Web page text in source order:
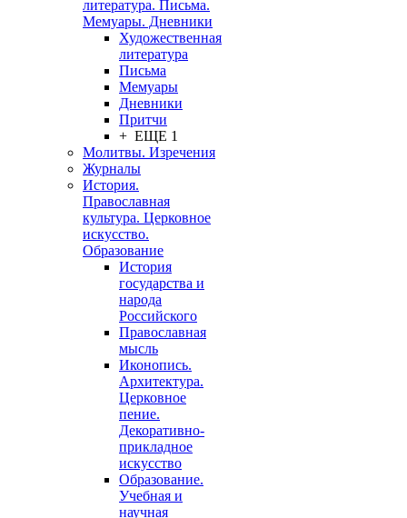
литература. Письма.
Мемуары. Дневники
Художественная
литература
Письма
Мемуары
Дневники
Притчи
+ ЕЩЕ 1
Молитвы. Изречения
Журналы
История.
Православная
культура. Церковное
искусство.
Образование
История
государства и
народа
Российского
Православная
мысль
Иконопись.
Архитектура.
Церковное
пение.
Декоративно-
прикладное
искусство
Образование.
Учебная и
научная